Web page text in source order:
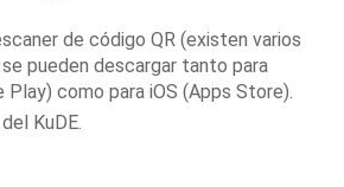
de código QR (existen varios
pueden descargar tanto para
Play) como para iOS (Apps Store).
KuDE.